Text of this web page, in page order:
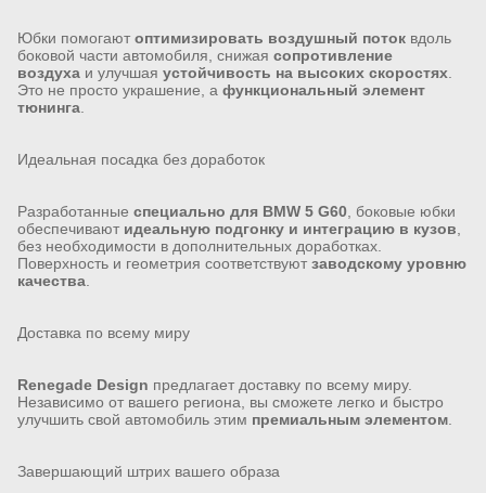
Юбки помогают оптимизировать воздушный поток вдоль
боковой части автомобиля, снижая сопротивление
воздуха и улучшая устойчивость на высоких скоростях
Это не просто украшение, а функциональный элемент
тюнинга
Идеальная посадка без доработок
Разработанные специально для BMW 5 G60 , боковые юбки
обеспечивают идеальную подгонку и интеграцию в кузов
без необходимости в дополнительных доработках.
Поверхность и геометрия соответствуют заводскому уровню
качества
Доставка по всему миру
Renegade Design предлагает доставку по всему миру.
Независимо от вашего региона, вы сможете легко и быстро
улучшить свой автомобиль этим премиальным элементом
Завершающий штрих вашего образа